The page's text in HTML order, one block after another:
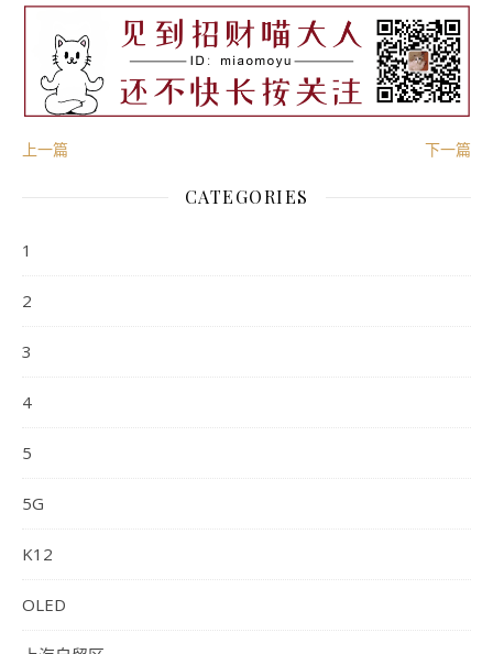
上一篇 下一篇
CATEGORIES
1
2
3
4
5
5G
K12
OLED